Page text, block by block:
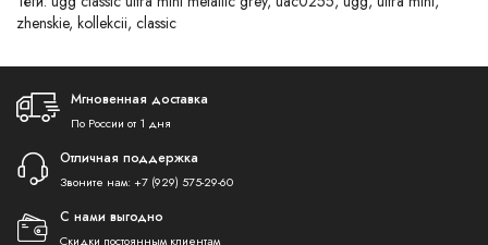
zhenskie, kollekcii, classic
Мгновенная доставка
По России от 1 дня
Отличная поддержка
Звоните нам: +7 (929) 575-29-60
С нами выгодно
Скидки постоянным клиентам